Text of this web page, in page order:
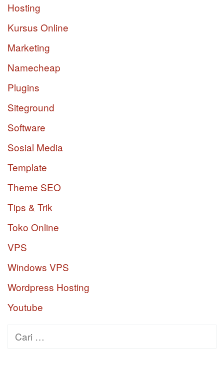
Hosting
Kursus Online
Marketing
Namecheap
Plugins
Siteground
Software
Sosial Media
Template
Theme SEO
Tips & Trik
Toko Online
VPS
Windows VPS
Wordpress Hosting
Youtube
Cari